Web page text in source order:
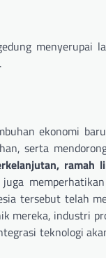
menyerupai
ekonomi
serta
ramah
tersebut telah
mereka, industri
teknologi